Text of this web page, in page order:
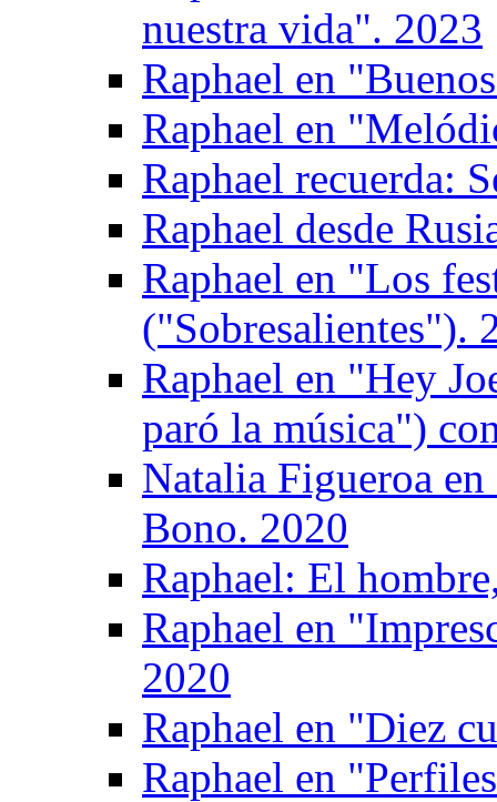
nuestra vida". 2023
Raphael en
Raphael en
Raphael recuerda:
Raphael desde
Raphael en "Los
("Sobresalientes").
Raphael en "Hey
paró la música")
Natalia Figueroa
Bono. 2020
Raphael: El
Raphael en
2020
Raphael en "Diez
Raphael en